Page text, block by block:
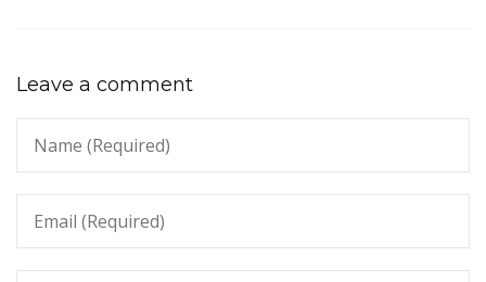
Leave a comment